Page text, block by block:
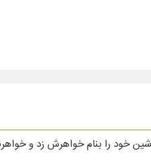
خود را بنام خواهرش زد و